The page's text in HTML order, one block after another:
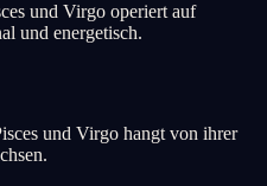
und Virgo operiert auf
und energetisch.
und Virgo hangt von ihrer